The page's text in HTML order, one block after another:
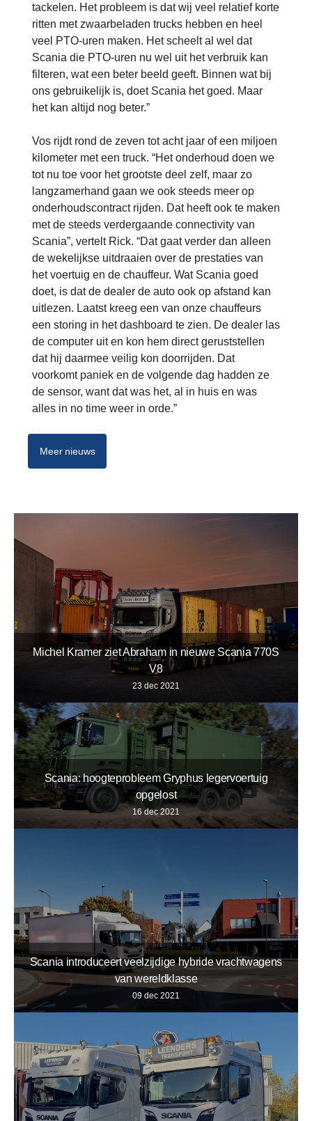
tackelen. Het probleem is dat wij veel relatief korte
ritten met zwaarbeladen trucks hebben en heel
veel PTO-uren maken. Het scheelt al wel dat
Scania die PTO-uren nu wel uit het verbruik kan
filteren, wat een beter beeld geeft. Binnen wat bij
ons gebruikelijk is, doet Scania het goed. Maar
het kan altijd nog beter.”
Vos rijdt rond de zeven tot acht jaar of een miljoen
kilometer met een truck. “Het onderhoud doen we
tot nu toe voor het grootste deel zelf, maar zo
langzamerhand gaan we ook steeds meer op
onderhoudscontract rijden. Dat heeft ook te maken
met de steeds verdergaande connectivity van
Scania”, vertelt Rick. “Dat gaat verder dan alleen
de wekelijkse uitdraaien over de prestaties van
het voertuig en de chauffeur. Wat Scania goed
doet, is dat de dealer de auto ook op afstand kan
uitlezen. Laatst kreeg een van onze chauffeurs
een storing in het dashboard te zien. De dealer las
de computer uit en kon hem direct geruststellen
dat hij daarmee veilig kon doorrijden. Dat
voorkomt paniek en de volgende dag hadden ze
de sensor, want dat was het, al in huis en was
alles in no time weer in orde.”
Meer nieuws
Michel Kramer ziet Abraham in nieuwe Scania 770S
V8
23 dec 2021
Scania: hoogteprobleem Gryphus legervoertuig
opgelost
16 dec 2021
Scania introduceert veelzijdige hybride vrachtwagens
van wereldklasse
09 dec 2021